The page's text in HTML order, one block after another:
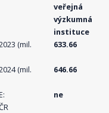
veřejná
výzkumná
instituce
(mil.
633.66
(mil.
646.66
ne